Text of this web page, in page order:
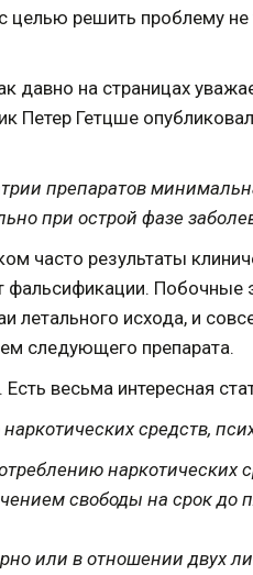
решить проблему не
давно на страницах
Петер Гетцше
препаратов
при острой фазе
часто результаты
фальсификации.
летального исхода, и
следующего препарата.
весьма интересная
средств,
наркотических
свободы на срок
или в отношении двух